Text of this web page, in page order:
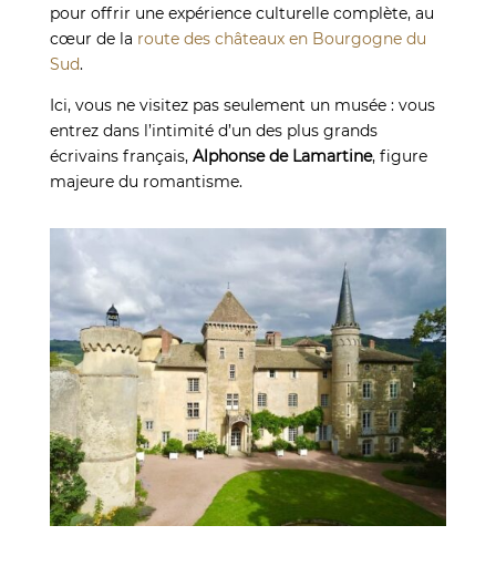
pour offrir une expérience culturelle complète, au
cœur de la route des châteaux en Bourgogne du
Sud.
Ici, vous ne visitez pas seulement un musée : vous
entrez dans l’intimité d’un des plus grands
écrivains français, Alphonse de Lamartine, figure
majeure du romantisme.